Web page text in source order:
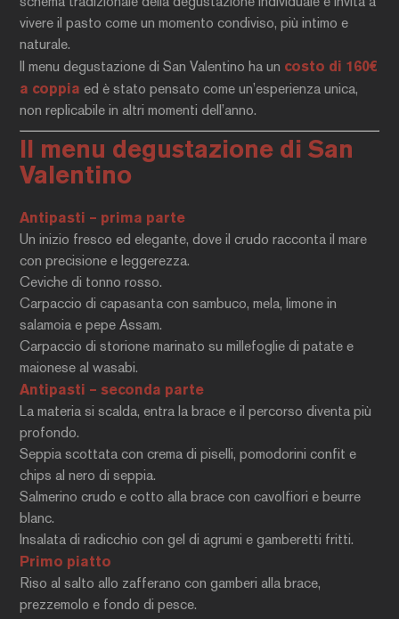
schema tradizionale della degustazione individuale e invita a
vivere il pasto come un momento condiviso, più intimo e
naturale.
Il menu degustazione di San Valentino ha un costo di 160€
a coppia ed è stato pensato come un’esperienza unica,
non replicabile in altri momenti dell’anno.
Il menu degustazione di San
Valentino
Antipasti – prima parte
Un inizio fresco ed elegante, dove il crudo racconta il mare
con precisione e leggerezza.
Ceviche di tonno rosso.
Carpaccio di capasanta con sambuco, mela, limone in
salamoia e pepe Assam.
Carpaccio di storione marinato su millefoglie di patate e
maionese al wasabi.
Antipasti – seconda parte
La materia si scalda, entra la brace e il percorso diventa più
profondo.
Seppia scottata con crema di piselli, pomodorini confit e
chips al nero di seppia.
Salmerino crudo e cotto alla brace con cavolfiori e beurre
blanc.
Insalata di radicchio con gel di agrumi e gamberetti fritti.
Primo piatto
Riso al salto allo zafferano con gamberi alla brace,
prezzemolo e fondo di pesce.